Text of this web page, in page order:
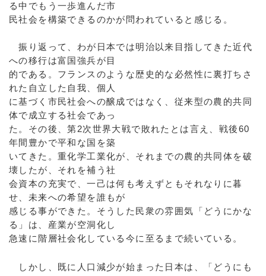
る中でもう一歩進んだ市
民社会を構築できるのかが問われていると感じる。
振り返って、わが日本では明治以来目指してきた近代
への移行は富国強兵が目
的である。フランスのような歴史的な必然性に裏打ちさ
れた自立した自我、個人
に基づく市民社会への醸成ではなく、従来型の農的共同
体で成立する社会であっ
た。その後、第2次世界大戦で敗れたとは言え、戦後60
年間豊かで平和な国を築
いてきた。重化学工業化が、それまでの農的共同体を破
壊したが、それを補う社
会資本の充実で、一己は何も考えずともそれなりに暮
せ、未来への希望を誰もが
感じる事ができた。そうした民衆の雰囲気「どうにかな
る」は、産業が空洞化し
急速に階層社会化している今に至るまで続いている。
しかし、既に人口減少が始まった日本は、「どうにも